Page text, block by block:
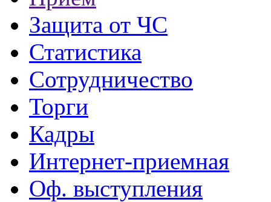
Защита от ЧС
Статистика
Сотрудничество
Торги
Кадры
Интернет-приемная
Оф. выступления